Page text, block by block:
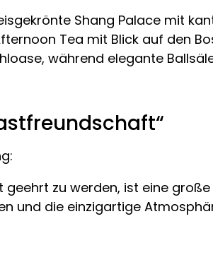
Shang Palace mit
Tea mit Blick auf den
während elegante
zu werden, ist eine große
und die einzigartige